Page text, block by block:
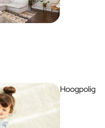
Hoogpolig